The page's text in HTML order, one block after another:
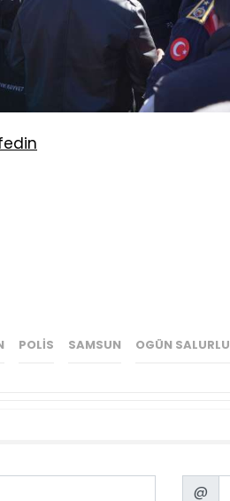
POLIS SAMSUN OGÜN SALURLU
Email
@